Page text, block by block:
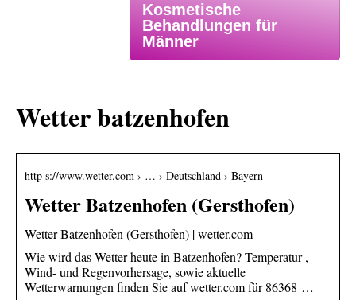
Kosmetische
Behandlungen für
Männer
Wetter batzenhofen
http s://www.wetter.com › … › Deutschland › Bayern
Wetter Batzenhofen (Gersthofen)
Wetter Batzenhofen (Gersthofen) | wetter.com
Wie wird das Wetter heute in Batzenhofen? Temperatur-,
Wind- und Regenvorhersage, sowie aktuelle
Wetterwarnungen finden Sie auf wetter.com für 86368 …